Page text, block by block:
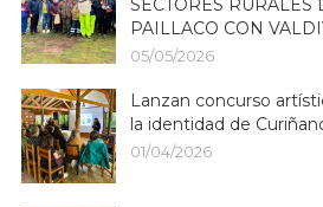
SECTORES RURALES
PAILLACO CON
05/05/2026
Lanzan concurso
la identidad de
01/04/2026